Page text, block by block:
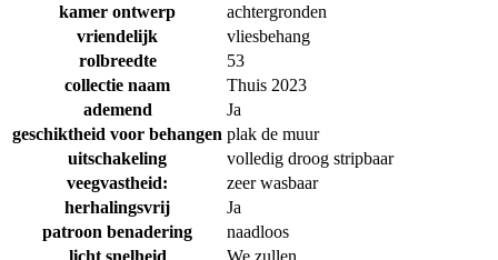
kamer ontwerp
achtergronden
vriendelijk
vliesbehang
rolbreedte
53
collectie naam
Thuis 2023
ademend
Ja
geschiktheid voor behangen plak de muur
uitschakeling
volledig droog stripbaar
veegvastheid:
zeer wasbaar
herhalingsvrij
Ja
patroon benadering
naadloos
licht snelheid
We zullen